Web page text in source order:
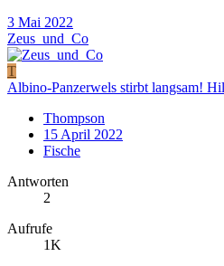
3 Mai 2022
Zeus_und_Co
T
Albino-Panzerwels stirbt langsam!
Thompson
15 April 2022
Fische
Antworten
2
Aufrufe
1K